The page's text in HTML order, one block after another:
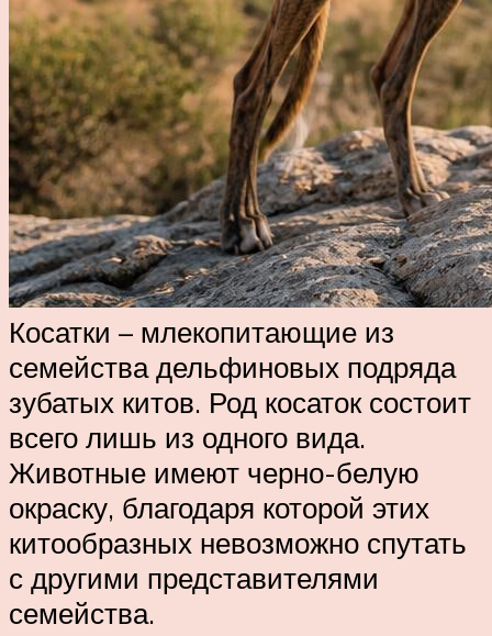
Косатки – млекопитающие из
семейства дельфиновых подряда
зубатых китов. Род косаток состоит
всего лишь из одного вида.
Животные имеют черно-белую
окраску, благодаря которой этих
китообразных невозможно спутать
с другими представителями
семейства.